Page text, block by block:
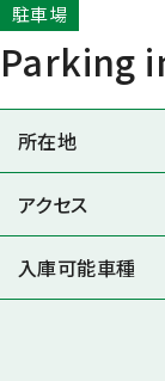
駐車場
Parking
所在地
アクセス
入庫可能車種